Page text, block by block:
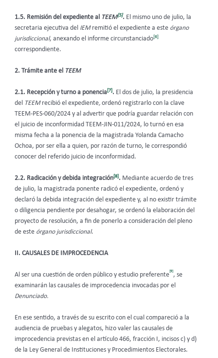
1.5. Remisión del expediente al TEEM[5]. El mismo uno de julio, la
secretaria ejecutiva del IEMremitió el expediente a este órgano
jurisdiccional, anexando el informe circunstanciado[6]
correspondiente.
2. Trámite ante el TEEM
2.1. Recepción y turno a ponencia[7]. El dos de julio, la presidencia
del
TEEM recibió el expediente, ordenó registrarlo con la clave
TEEM-PES-060/2024 y al advertir que podría guardar relación con
el juicio de inconformidad TEEM-JIN-011/2024, lo turnó en esa
misma fecha a la ponencia de la magistrada Yolanda Camacho
Ochoa, por ser ella a quien, por razón de turno, le correspondió
conocer del referido juicio de inconformidad.
2.2. Radicación y debida integración[8]. Mediante acuerdo de tres
de julio, la magistrada ponente radicó el expediente, ordenó y
declaró la debida integración del expediente y, al no existir trámite
o diligencia pendiente por desahogar, se ordenó la elaboración del
proyecto de resolución, a fin de ponerlo a consideración del pleno
de este órgano jurisdiccional.
II. CAUSALES DE IMPROCEDENCIA
Al ser una cuestión de orden público y estudio preferente
[9]
, se
examinarán las causales de improcedencia invocadas por el
Denunciado.
En ese sentido, a través de su escrito con el cual compareció a la
audiencia de pruebas y alegatos, hizo valer las causales de
improcedencia previstas en el artículo 466, fracción I, incisos c) y d)
de la Ley General de Instituciones y Procedimientos Electorales.